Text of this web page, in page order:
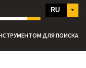
RU
ДЛЯ ПОИСКА